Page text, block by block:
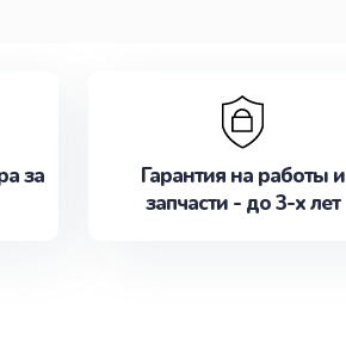
за
Гарантия на работы и
запчасти - до 3-х лет